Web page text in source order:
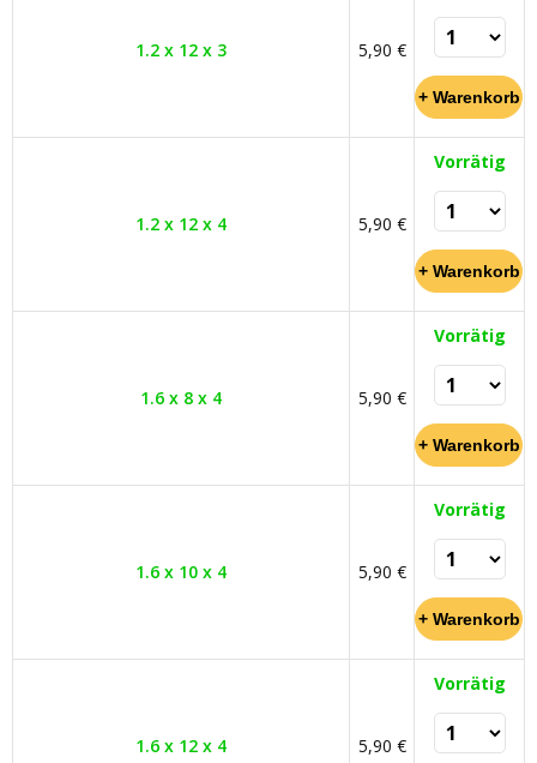
1.2 x 12 x 3 5,90 €
1.2 x 12 x 4 5,90 €
Vorrätig
1.6 x 8 x 4 5,90 €
Vorrätig
1.6 x 10 x 4 5,90 €
Vorrätig
1.6 x 12 x 4 5,90 €
Vorrätig